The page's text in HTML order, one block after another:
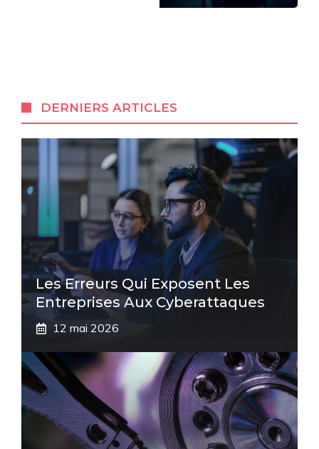
DERNIERS ARTICLES
Les Erreurs Qui Exposent Les
Entreprises Aux Cyberattaques
12 mai 2026